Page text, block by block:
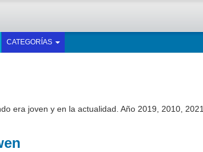
CATEGORÍAS
era joven y en la actualidad. Año 2019, 2010, 2021.